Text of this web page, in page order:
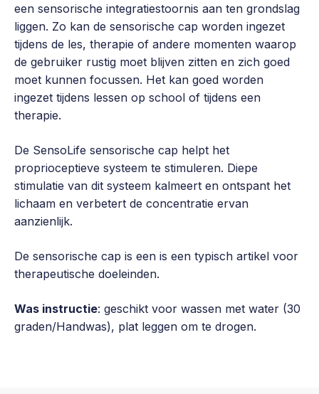
een sensorische integratiestoornis aan ten grondslag
liggen. Zo kan de sensorische cap worden ingezet
tijdens de les, therapie of andere momenten waarop
de gebruiker rustig moet blijven zitten en zich goed
moet kunnen focussen. Het kan goed worden
ingezet tijdens lessen op school of tijdens een
therapie.
De SensoLife sensorische cap helpt het
proprioceptieve systeem te stimuleren. Diepe
stimulatie van dit systeem kalmeert en ontspant het
lichaam en verbetert de concentratie ervan
aanzienlijk.
De sensorische cap is een is een typisch artikel voor
therapeutische doeleinden.
Was instructie: geschikt voor wassen met water (30
graden/Handwas), plat leggen om te drogen.